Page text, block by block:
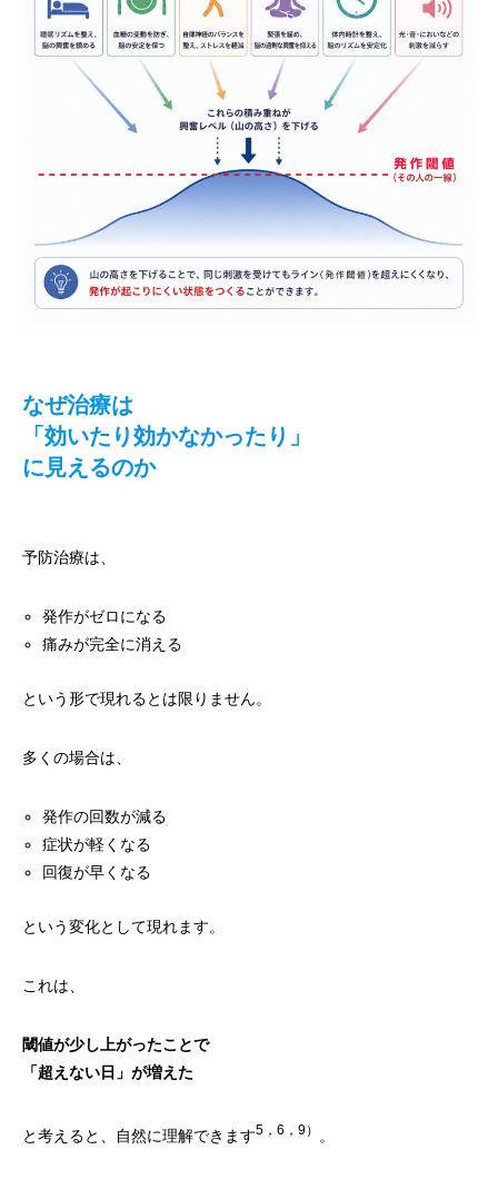
なぜ治療は
「効いたり効かなかったり」
に見えるのか
予防治療は、
発作がゼロになる
痛みが完全に消える
という形で現れるとは限りません。
多くの場合は、
発作の回数が減る
症状が軽くなる
回復が早くなる
という変化として現れます。
これは、
閾値が少し上がったことで
「超えない日」が増えた
と考えると、自然に理解できます5，6，9） 。